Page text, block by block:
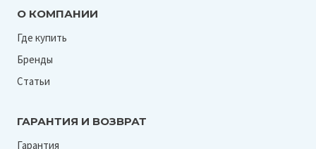
О КОМПАНИИ
Где купить
Бренды
Статьи
ГАРАНТИЯ И ВОЗВРАТ
Гарантия